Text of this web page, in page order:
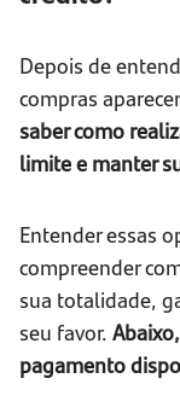
Depois de
compras
saber como
limite e manter
Entender essas
compreender
sua totalidade,
seu favor.
pagamento